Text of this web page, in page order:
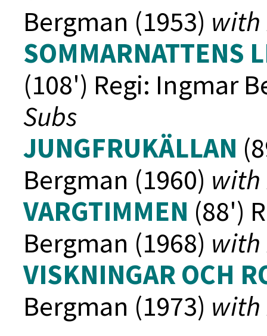
Bergman (1953) with
SOMMARNATTENS
(108') Regi: Ingmar
Subs
JUNGFRUKÄLLAN
Bergman (1960) with
VARGTIMMEN (88')
Bergman (1968) with
VISKNINGAR OCH
Bergman (1973) with